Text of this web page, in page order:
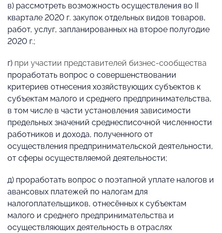
в) рассмотреть возможность осуществления во II
квартале 2020 г. закупок отдельных видов товаров,
работ, услуг, запланированных на второе полугодие
2020 г.;
г) при участии представителей бизнес-сообщества
проработать вопрос о совершенствовании
критериев отнесения хозяйствующих субъектов к
субъектам малого и среднего предпринимательства,
в том числе в части установления зависимости
предельных значений среднесписочной численности
работников и дохода, полученного от
осуществления предпринимательской деятельности,
от сферы осуществляемой деятельности;
д) проработать вопрос о поэтапной уплате налогов и
авансовых платежей по налогам для
налогоплательщиков, отнесённых к субъектам
малого и среднего предпринимательства и
осуществляющих деятельность в отраслях